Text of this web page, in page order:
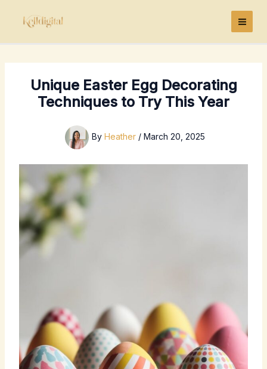
Unique Easter Egg Decorating
Techniques to Try This Year
By Heather / March 20, 2025